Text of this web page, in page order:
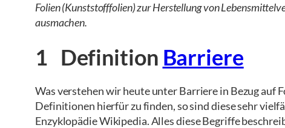
Folien (Kunststofffolien) zur Herstellung von
ausmachen.
1 Definition Barriere
Was verstehen wir heute unter Barriere in Bezug auf
Definitionen hierfür zu finden, so sind diese sehr
Enzyklopädie Wikipedia. Alles diese Begriffe